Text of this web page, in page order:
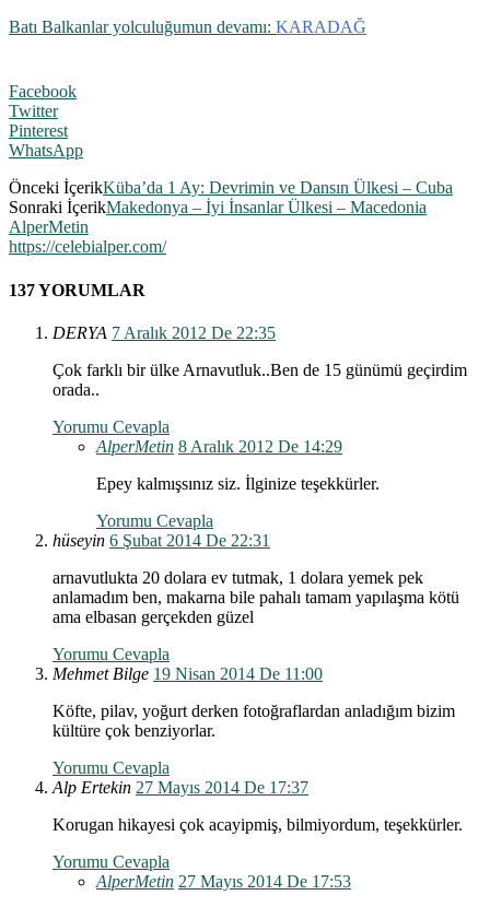
Batı Balkanlar yolculuğumun devamı: KARADAĞ
Facebook
Twitter
Pinterest
WhatsApp
Önceki İçerikKüba’da 1 Ay: Devrimin ve Dansın Ülkesi – Cuba
Sonraki İçerikMakedonya – İyi İnsanlar Ülkesi – Macedonia
AlperMetin
https://celebialper.com/
137 YORUMLAR
DERYA 7 Aralık 2012 De 22:35
Çok farklı bir ülke Arnavutluk..Ben de 15 günümü geçirdim
orada..
Yorumu Cevapla
AlperMetin 8 Aralık 2012 De 14:29
Epey kalmışsınız siz. İlginize teşekkürler.
Yorumu Cevapla
hüseyin 6 Şubat 2014 De 22:31
arnavutlukta 20 dolara ev tutmak, 1 dolara yemek pek
anlamadım ben, makarna bile pahalı tamam yapılaşma kötü
ama elbasan gerçekden güzel
Yorumu Cevapla
Mehmet Bilge 19 Nisan 2014 De 11:00
Köfte, pilav, yoğurt derken fotoğraflardan anladığım bizim
kültüre çok benziyorlar.
Yorumu Cevapla
Alp Ertekin 27 Mayıs 2014 De 17:37
Korugan hikayesi çok acayipmiş, bilmiyordum, teşekkürler.
Yorumu Cevapla
AlperMetin 27 Mayıs 2014 De 17:53